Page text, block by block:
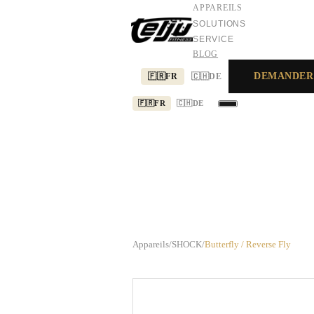
APPAREILS
SOLUTIONS
SERVICE
BLOG
🇫🇷FR 🇨🇭DE
🇫🇷FR 🇨🇭 DE
Appareils/SHOCK/Butterfly / Reverse Fly